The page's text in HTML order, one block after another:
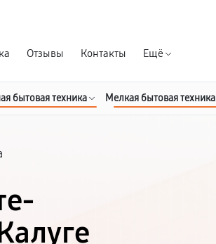
Отзывы Контакты Ещё
бытовая техника Мелкая бытовая техника